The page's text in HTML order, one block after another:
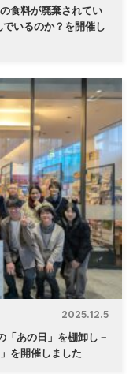
食料が廃棄されてい
いるのか？を開催し
2025.12.5
「あの日」を棚卸し－
を開催しました